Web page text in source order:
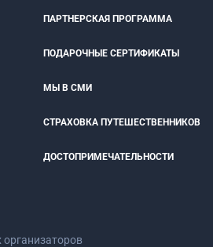
ПАРТНЕРСКАЯ ПРОГРАММА
ПОДАРОЧНЫЕ СЕРТИФИКАТЫ
МЫ В СМИ
СТРАХОВКА ПУТЕШЕСТВЕННИКОВ
ДОСТОПРИМЕЧАТЕЛЬНОСТИ